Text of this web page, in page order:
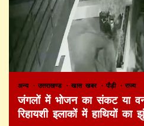
अन्य उत्तराखण्ड खास खबर पौड़ी राज्य
जंगलों में भोजन का संकट या वन
रिहायशी इलाकों में हाथियों का